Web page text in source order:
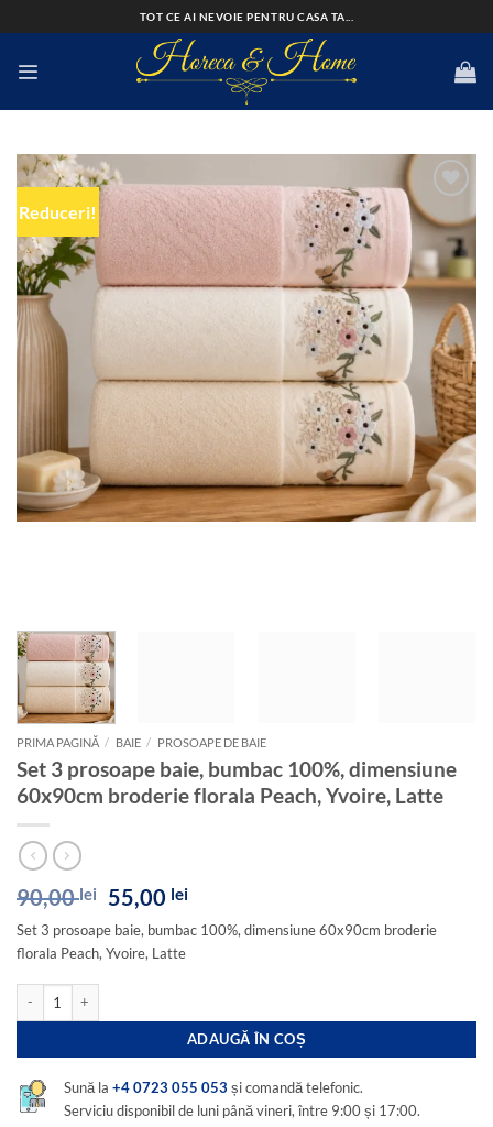
to
TOT CE AI NEVOIE PENTRU CASA TA...
Reduceri!
Add to
wishlist
PRIMA PAGINĂ / BAIE / PROSOAPE DE BAIE
Set 3 prosoape baie, bumbac 100%, dimensiune
60x90cm broderie florala Peach, Yvoire, Latte
90,00lei
Prețul
inițial
a
fost:
55,00 leiPrețul
este:
Set 3 prosoape baie, bumbac 100%, dimensiune 60x90cm broderie
florala Peach, Yvoire, Latte
Cantitate Set 3 prosoape baie, bumbac 100%, dimensiune 60x90cm broderie
ADAUGĂ ÎN COȘ
Sună la+4 0723 055 053 și comandă telefonic.
Serviciu disponibil de luni până vineri, între 9:00 și 17:00.